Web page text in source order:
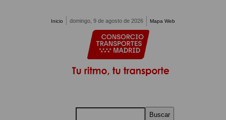
Inicio domingo, 9 de agosto de 2026 Mapa Web
Buscar